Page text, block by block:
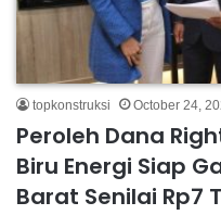
topkonstruksi October 24,
Peroleh Dana
Biru Energi Siap
Barat Senilai Rp7